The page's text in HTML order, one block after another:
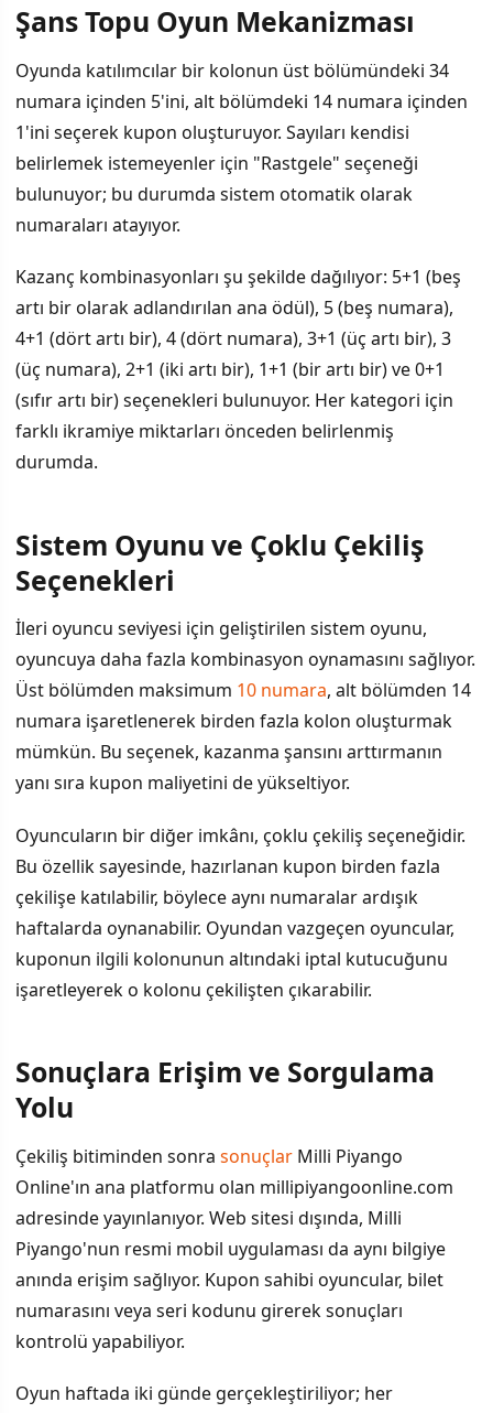
Şans Topu Oyun Mekanizması
Oyunda katılımcılar bir kolonun üst bölümündeki 34
numara içinden 5'ini, alt bölümdeki 14 numara içinden
1'ini seçerek kupon oluşturuyor. Sayıları kendisi
belirlemek istemeyenler için "Rastgele" seçeneği
bulunuyor; bu durumda sistem otomatik olarak
numaraları atayıyor.
Kazanç kombinasyonları şu şekilde dağılıyor: 5+1 (beş
artı bir olarak adlandırılan ana ödül), 5 (beş numara),
4+1 (dört artı bir), 4 (dört numara), 3+1 (üç artı bir), 3
(üç numara), 2+1 (iki artı bir), 1+1 (bir artı bir) ve 0+1
(sıfır artı bir) seçenekleri bulunuyor. Her kategori için
farklı ikramiye miktarları önceden belirlenmiş
durumda.
Sistem Oyunu ve Çoklu Çekiliş
Seçenekleri
İleri oyuncu seviyesi için geliştirilen sistem oyunu,
oyuncuya daha fazla kombinasyon oynamasını sağlıyor.
Üst bölümden maksimum 10 numara, alt bölümden 14
numara işaretlenerek birden fazla kolon oluşturmak
mümkün. Bu seçenek, kazanma şansını arttırmanın
yanı sıra kupon maliyetini de yükseltiyor.
Oyuncuların bir diğer imkânı, çoklu çekiliş seçeneğidir.
Bu özellik sayesinde, hazırlanan kupon birden fazla
çekilişe katılabilir, böylece aynı numaralar ardışık
haftalarda oynanabilir. Oyundan vazgeçen oyuncular,
kuponun ilgili kolonunun altındaki iptal kutucuğunu
işaretleyerek o kolonu çekilişten çıkarabilir.
Sonuçlara Erişim ve Sorgulama
Yolu
Çekiliş bitiminden sonra sonuçlar Milli Piyango
Online'ın ana platformu olan millipiyangoonline.com
adresinde yayınlanıyor. Web sitesi dışında, Milli
Piyango'nun resmi mobil uygulaması da aynı bilgiye
anında erişim sağlıyor. Kupon sahibi oyuncular, bilet
numarasını veya seri kodunu girerek sonuçları
kontrolü yapabiliyor.
Oyun haftada iki günde gerçekleştiriliyor; her